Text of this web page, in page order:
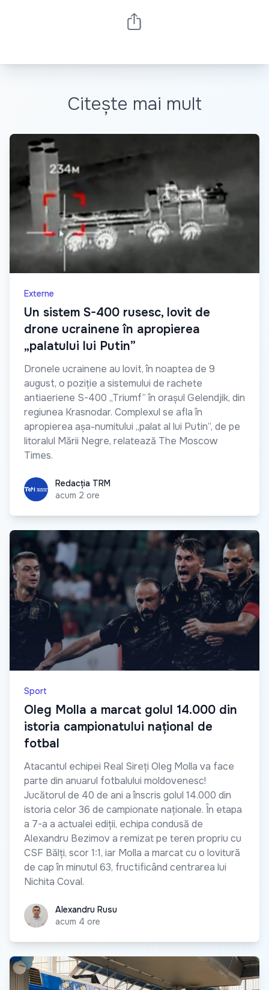
Citește mai mult
Externe
Un sistem S-400 rusesc, lovit de
drone ucrainene în apropierea
„palatului lui Putin”
Dronele ucrainene au lovit, în noaptea de 9
august, o poziție a sistemului de rachete
antiaeriene S-400 „Triumf” în orașul Gelendjik, din
regiunea Krasnodar. Complexul se afla în
apropierea așa-numitului „palat al lui Putin”, de pe
litoralul Mării Negre, relatează The Moscow
Times.
Redacția TRM
Redacția TRM
acum 2 ore
Sport
Oleg Molla a marcat golul 14.000 din
istoria campionatului național de
fotbal
Atacantul echipei Real Sireți Oleg Molla va face
parte din anuarul fotbalului moldovenesc!
Jucătorul de 40 de ani a înscris golul 14.000 din
istoria celor 36 de campionate naționale. În etapa
a 7-a a actualei ediții, echipa condusă de
Alexandru Bezimov a remizat pe teren propriu cu
CSF Bălți, scor 1:1, iar Molla a marcat cu o lovitură
de cap în minutul 63, fructificând centrarea lui
Nichita Coval.
Alexandru Rusu
Alexandru Rusu
acum 4 ore